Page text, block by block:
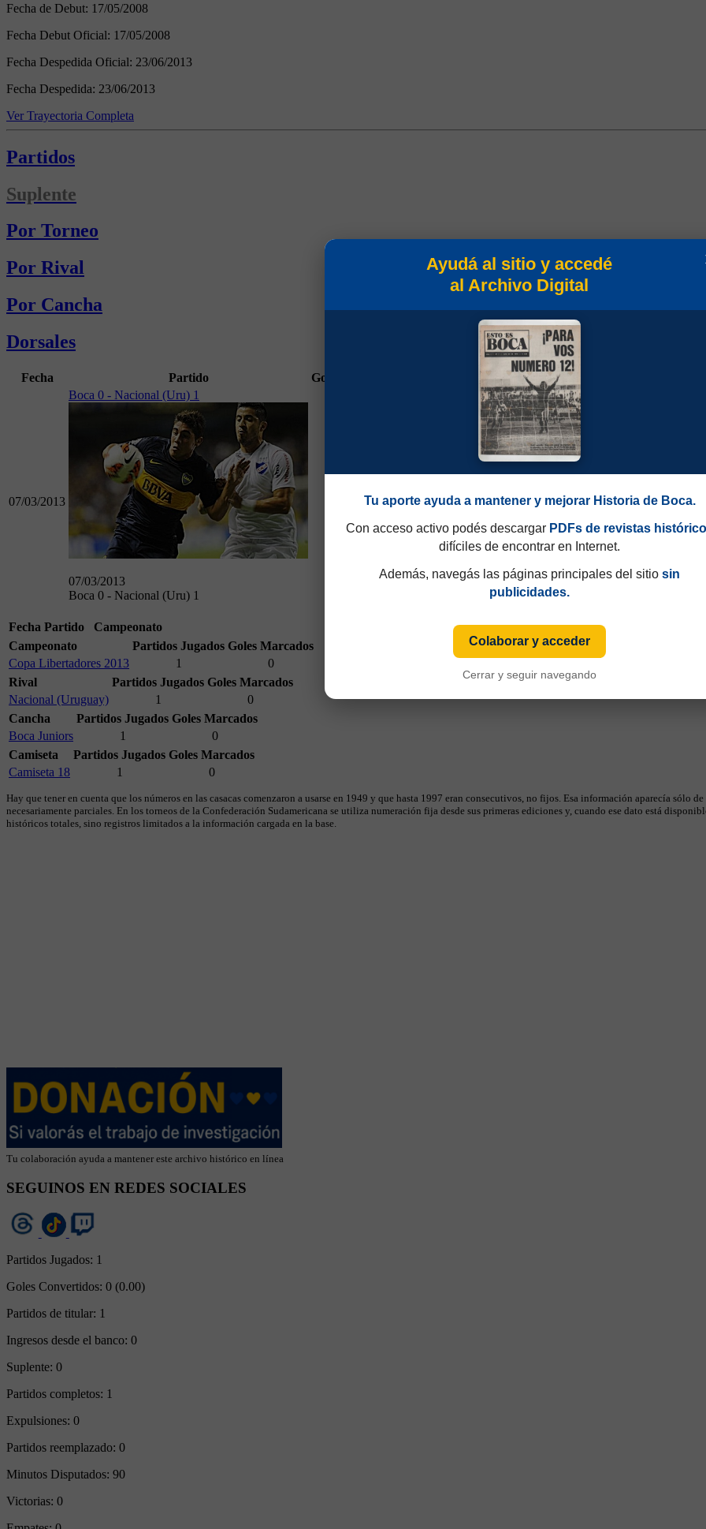
Fecha de Debut: 17/05/2008
Fecha Debut Oficial: 17/05/2008
Fecha Despedida Oficial: 23/06/2013
Fecha Despedida: 23/06/2013
Ver Trayectoria Completa
Partidos
Suplente
Por Torneo
Por Rival
Por Cancha
Dorsales
Fecha Partido Goles
07/03/2013
Boca 0 - Nacional (Uru) 1
07/03/2013
Boca 0 - Nacional (Uru) 1
Copa Libertadores 2013
Fecha Partido
Campeonato
Campeonato
Partidos Jugados Goles Marcados
Copa Libertadores 2013
1
0
Rival
Partidos Jugados Goles Marcados
Nacional (Uruguay)
1
0
Cancha
Partidos Jugados Goles Marcados
Boca Juniors
1
0
Camiseta
Partidos Jugados Goles Marcados
Camiseta 18
1 0
Hay que tener en cuenta que los números en las casacas comenzaron a usarse en 1949 y que hasta 1997 eran consecutivos, no fijos. Esa información aparecía sólo
necesariamente parciales. En los torneos de la Confederación Sudamericana se utiliza numeración fija desde sus primeras ediciones y, cuando ese dato está
históricos totales, sino registros limitados a la información cargada en la base.
Tu colaboración ayuda a mantener este archivo histórico en línea
SEGUINOS EN REDES SOCIALES
Partidos Jugados: 1
Goles Convertidos: 0 (0.00)
Partidos de titular: 1
Ingresos desde el banco: 0
Suplente: 0
Partidos completos: 1
Expulsiones: 0
Partidos reemplazado: 0
Minutos Disputados: 90
Victorias: 0
Ayudá al sitio y accedé
al Archivo Digital
Tu aporte ayuda a mantener y mejorar Historia de Boca.
Con acceso activo podés descargar PDFs de revistas
difíciles de encontrar en Internet.
Además, navegás las páginas principales del sitio sin
publicidades.
Colaborar y acceder
Cerrar y seguir navegando